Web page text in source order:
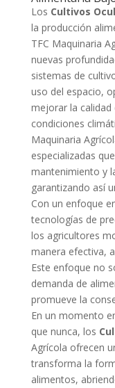
Los Cultivos
la producción
TFC Maquinaria
nuevas
sistemas de
uso del espacio,
mejorar la
condiciones
Maquinaria
especializadas
mantenimiento y
garantizando así
Con un enfoque
tecnologías de
los agricultores
manera efectiva,
Este enfoque no
demanda de
promueve la
En un momento
que nunca, los
Agrícola ofrecen
transforma la
alimentos,